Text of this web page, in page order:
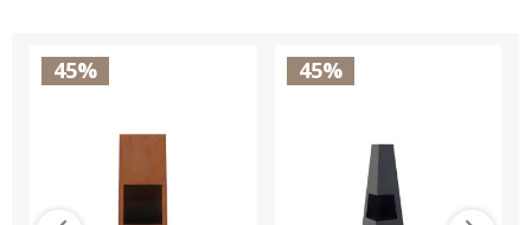
45% 45%